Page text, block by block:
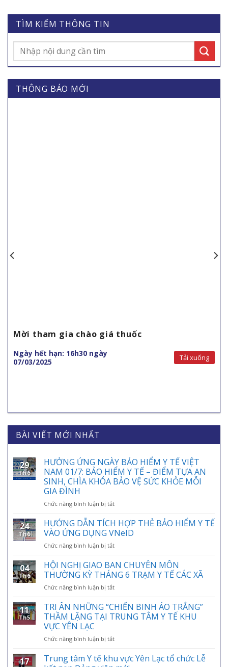
TÌM KIẾM THÔNG TIN
THÔNG BÁO MỚI
Mời tham gia chào giá thuốc
Ngày hết hạn: 16h30 ngày
07/03/2025
Tải xuống
BÀI VIẾT MỚI NHẤT
29
Th6
HƯỞNG ỨNG NGÀY BẢO HIỂM Y TẾ VIỆT
NAM 01/7: BẢO HIỂM Y TẾ – ĐIỂM TỰA AN
SINH, CHÌA KHÓA BẢO VỆ SỨC KHỎE MỖI
GIA ĐÌNH
Chức năng bình luận bị tắtở
ỨNG
NGÀY
BẢO
HIỂM
TẾ
VIỆT
01/7:
HIỂM
Y
ĐIỂM
AN
24
Th6
HƯỚNG DẪN TÍCH HỢP THẺ BẢO HIỂM Y TẾ
VÀO ỨNG DỤNG VNeID
Chức năng bình luận bị tắtở
DẪN
TÍCH
HỢP
THẺ
HIỂM
Y
ỨNG
VNeID
04
Th6
HỘI NGHỊ GIAO BAN CHUYÊN MÔN
THƯỜNG KỲ THÁNG 6 TRẠM Y TẾ CÁC XÃ
Chức năng bình luận bị tắtở
NGHỊ
GIAO
BAN
MÔN
KỲ
THÁNG
11
Th5
TRI ÂN NHỮNG “CHIẾN BINH ÁO TRẮNG”
THẦM LẶNG TẠI TRUNG TÂM Y TẾ KHU
VỰC YÊN LẠC
Chức năng bình luận bị tắtở
ÂN
NHỮNG
17
Trung tâm Y tế khu vực Yên Lạc tổ chức Lễ